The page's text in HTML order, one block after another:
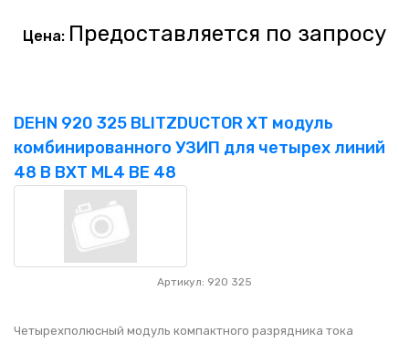
Цена: Предоставляется по запросу
DEHN 920 325 BLITZDUCTOR XT модуль
комбинированного УЗИП для четырех линий
48 В BXT ML4 BE 48
Артикул: 920 325
Четырехполюсный модуль компактного разрядника тока